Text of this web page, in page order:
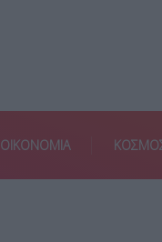
ΟΙΚΟΝΟΜΙΑ